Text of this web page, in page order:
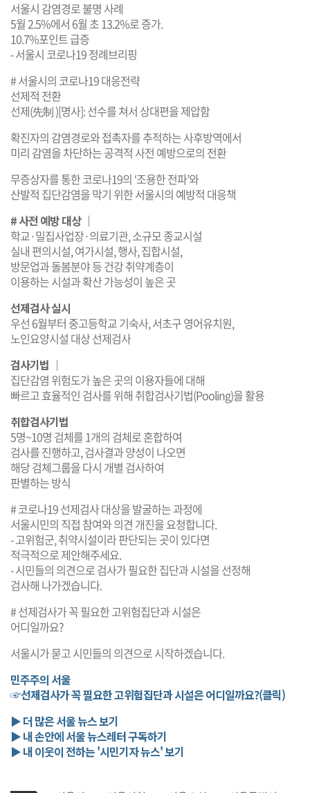
서울시 감염경로 불명 사례
5월 2.5%에서 6월 초 13.2%로 증가.
10.7%포인트 급증
- 서울시 코로나19 정례브리핑
# 서울시의 코로나19 대응전략
선제적 전환
선제(先制 )[명사]: 선수를 쳐서 상대편을 제압함
확진자의 감염경로와 접촉자를 추적하는 사후방역에서
미리 감염을 차단하는 공격적 사전 예방으로의 전환
무증상자를 통한 코로나19의 ‘조용한 전파’와
산발적 집단감염을 막기 위한 서울시의 예방적 대응책
# 사전 예방 대상 │
학교·밀집사업장·의료기관, 소규모 종교시설
실내 편의시설, 여가시설, 행사, 집합시설,
방문업과 돌봄분야 등 건강 취약계층이
이용하는 시설과 확산 가능성이 높은 곳
선제검사 실시
우선 6월부터 중고등학교 기숙사, 서초구 영어유치원,
노인요양시설 대상 선제검사
검사기법 │
집단감염 위험도가 높은 곳의 이용자들에 대해
빠르고 효율적인 검사를 위해 취합검사기법(Pooling)을 활용
취합검사기법
5명~10명 검체를 1개의 검체로 혼합하여
검사를 진행하고, 검사결과 양성이 나오면
해당 검체그룹을 다시 개별 검사하여
판별하는 방식
# 코로나19 선제검사 대상을 발굴하는 과정에
서울시민의 직접 참여와 의견 개진을 요청합니다.
- 고위험군, 취약시설이라 판단되는 곳이 있다면
적극적으로 제안해주세요.
- 시민들의 의견으로 검사가 필요한 집단과 시설을 선정해
검사해 나가겠습니다.
# 선제검사가 꼭 필요한 고위험집단과 시설은
어디일까요?
서울시가 묻고 시민들의 의견으로 시작하겠습니다.
민주주의 서울
☞선제검사가 꼭 필요한 고위험집단과 시설은 어디일까요?(클릭)
▶ 더 많은 서울 뉴스 보기
▶ 내 손안에 서울 뉴스레터 구독하기
▶ 내 이웃이 전하는 '시민기자 뉴스' 보기
기